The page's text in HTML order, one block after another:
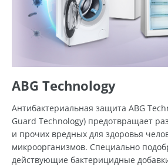
ABG Technology
Антибактериальная защита ABG
Guard Technology) предотвращает
и прочих вредных для здоровья
микроорганизмов. Специально
действующие бактерицидные